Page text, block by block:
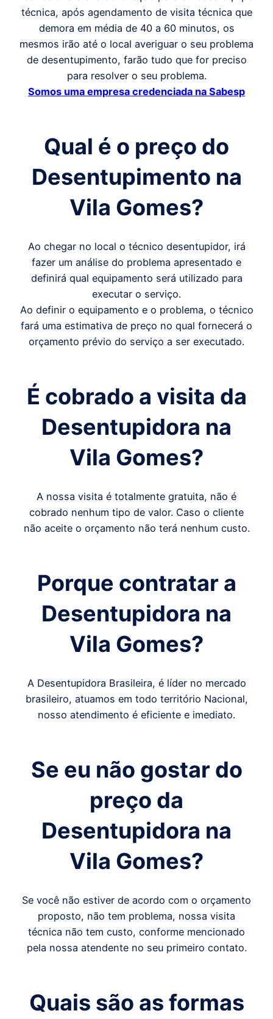
técnica, após agendamento de visita técnica que
demora em média de 40 a 60 minutos, os
mesmos irão até o local averiguar o seu problema
de desentupimento, farão tudo que for preciso
para resolver o seu problema.
Somos uma empresa credenciada na Sabesp
Qual é o preço do
Desentupimento na
Vila Gomes?
Ao chegar no local o técnico desentupidor, irá
fazer um análise do problema apresentado e
definirá qual equipamento será utilizado para
executar o serviço.
Ao definir o equipamento e o problema, o técnico
fará uma estimativa de preço no qual fornecerá o
orçamento prévio do serviço a ser executado.
É cobrado a visita da
Desentupidora na
Vila Gomes?
A nossa visita é totalmente gratuita, não é
cobrado nenhum tipo de valor. Caso o cliente
não aceite o orçamento não terá nenhum custo.
Porque contratar a
Desentupidora na
Vila Gomes?
A Desentupidora Brasileira, é líder no mercado
brasileiro, atuamos em todo território Nacional,
nosso atendimento é eficiente e imediato.
Se eu não gostar do
preço da
Desentupidora na
Vila Gomes?
Se você não estiver de acordo com o orçamento
proposto, não tem problema, nossa visita
técnica não tem custo, conforme mencionado
pela nossa atendente no seu primeiro contato.
Quais são as formas